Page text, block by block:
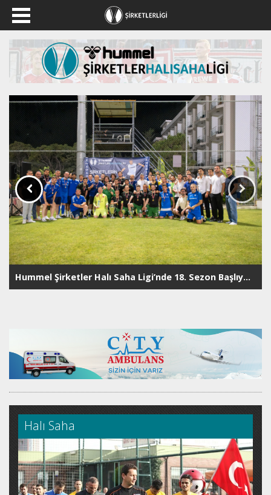
Hummel Şirketler Halı Saha Ligi’nde 18. Sezon Başlıyor: Hedef Antalya Finalleri
Halı Saha